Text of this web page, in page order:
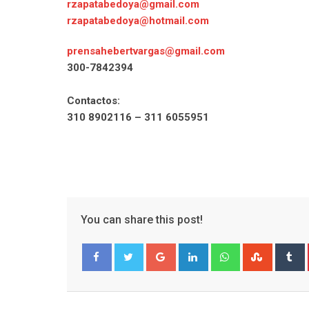
rzapatabedoya@gmail.com
rzapatabedoya@hotmail.com
prensahebertvargas@gmail.com
300-7842394
Contactos:
310 8902116 – 311 6055951
You can share this post!
Google+ LinkedIn Whatsapp